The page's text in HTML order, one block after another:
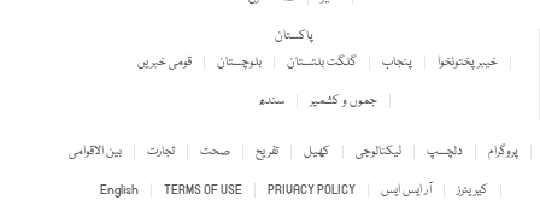
پاکستان
قومی خبریں
بلوچستان گلگت بلتستان پنجاب
خیبر پختونخوا
سندھ
جموں و کشمیر
بین الاقوامی تجارت صحت تفریح کھیل ٹیکنالوجی دلچسپ
پروگرام
English
TERMS OF USE PRIVACY POLICY آر ایس ایس کیریئرز